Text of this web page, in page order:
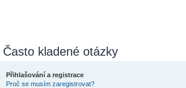
Často kladené otázky
Přihlašování a registrace
Proč se musím zaregistrovat?